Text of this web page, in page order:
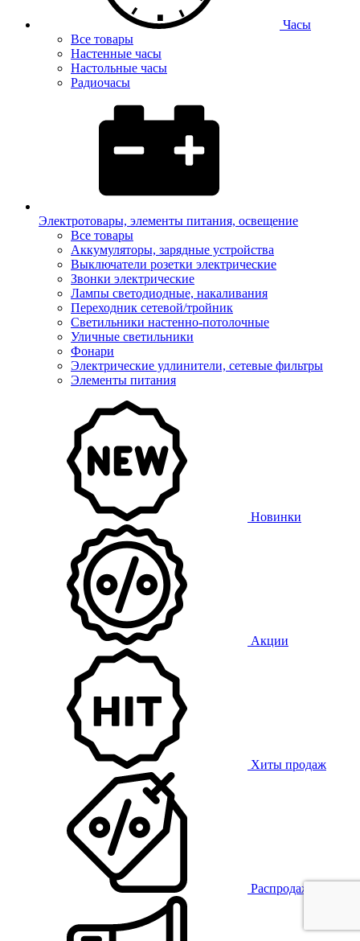
Часы
Все товары
Настенные часы
Настольные часы
Радиочасы
Электротовары, элементы питания, освещение
Все товары
Аккумуляторы, зарядные устройства
Выключатели розетки электрические
Звонки электрические
Лампы светодиодные, накаливания
Переходник сетевой/тройник
Светильники настенно-потолочные
Уличные светильники
Фонари
Электрические удлинители, сетевые фильтры
Элементы питания
Новинки
Акции
Хиты продаж
Распродажа